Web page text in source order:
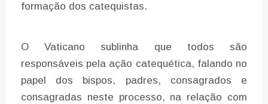
formação dos catequistas.
O Vaticano sublinha que todos são
responsáveis pela ação catequética, falando no
papel dos bispos, padres, consagrados e
consagradas neste processo, na relação com